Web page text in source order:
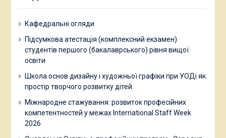
Кафедральні огляди
Підсумкова атестація (комплексний екзамен)
студентів першого (бакалаврського) рівня вищої
освіти
Школа основ дизайну і художньої графіки при УОДі як
простір творчого розвитку дітей.
Міжнародне стажування: розвиток професійних
компетентностей у межах International Staff Week
2026